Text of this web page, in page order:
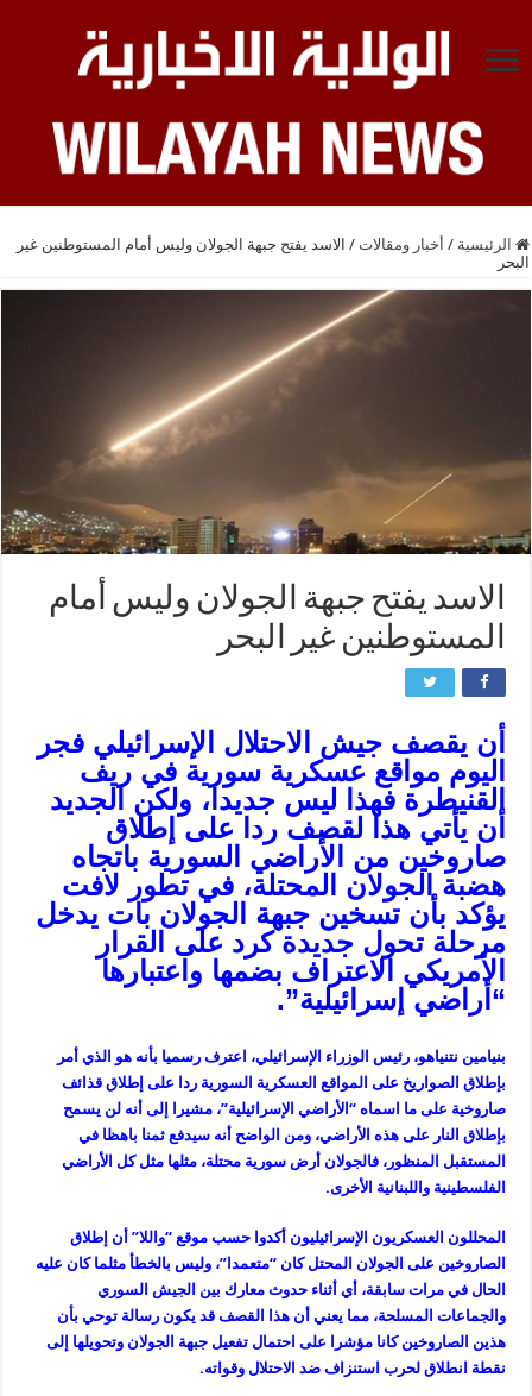
الرئيسية / أخبار ومقالات / الاسد يفتح جبهة الجولان وليس أمام المستوطنين غير
البحر
الاسد يفتح جبهة الجولان وليس أمام
المستوطنين غير البحر
أن يقصف جيش الاحتلال الإسرائيلي فجر
اليوم مواقع عسكرية سورية في ريف
القنيطرة فهذا ليس جديدا، ولكن الجديد
أن يأتي هذا لقصف ردا على إطلاق
صاروخين من الأراضي السورية باتجاه
هضبة الجولان المحتلة، في تطور لافت
يؤكد بأن تسخين جبهة الجولان بات يدخل
مرحلة تحول جديدة كرد على القرار
الأمريكي الاعتراف بضمها واعتبارها
“أراضي إسرائيلية”.
بنيامين نتنياهو، رئيس الوزراء الإسرائيلي، اعترف رسميا بأنه هو الذي أمر
بإطلاق الصواريخ على المواقع العسكرية السورية ردا على إطلاق قذائف
صاروخية على ما اسماه “الأراضي الإسرائيلية”، مشيرا إلى أنه لن يسمح
بإطلاق النار على هذه الأراضي، ومن الواضح أنه سيدفع ثمنا باهظا في
المستقبل المنظور، فالجولان أرض سورية محتلة، مثلها مثل كل الأراضي
الفلسطينية واللبنانية الأخرى.
المحللون العسكريون الإسرائيليون أكدوا حسب موقع “واللا” أن إطلاق
الصاروخين على الجولان المحتل كان “متعمدا”، وليس بالخطأ مثلما كان عليه
الحال في مرات سابقة، أي أثناء حدوث معارك بين الجيش السوري
والجماعات المسلحة، مما يعني أن هذا القصف قد يكون رسالة توحي بأن
هذين الصاروخين كانا مؤشرا على احتمال تفعيل جبهة الجولان وتحويلها إلى
نقطة انطلاق لحرب استنزاف ضد الاحتلال وقواته.